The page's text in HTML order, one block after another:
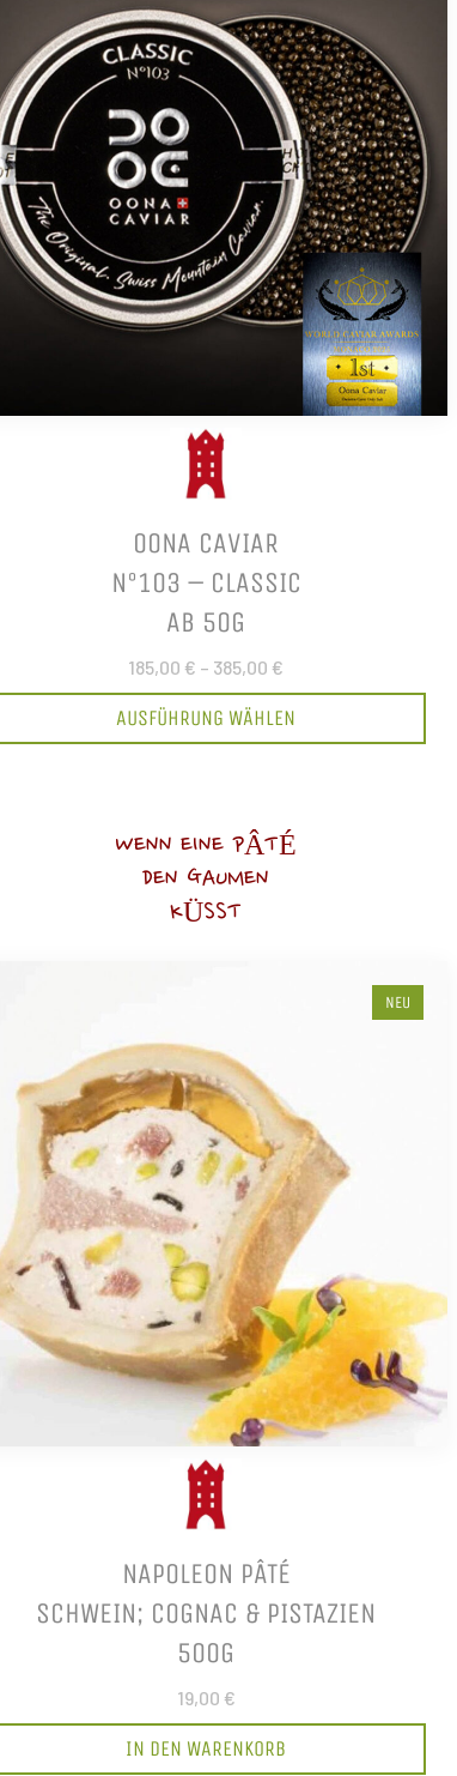
OONA CAVIAR
N°103 – CLASSIC
AB 50G
185,00 € – 385,00 €
AUSFÜHRUNG WÄHLEN
WENN EINE PÂTÉ
DEN GAUMEN
KÜSST
NEU
NAPOLEON PÂTÉ
SCHWEIN; COGNAC & PISTAZIEN
500G
19,00 €
IN DEN WARENKORB